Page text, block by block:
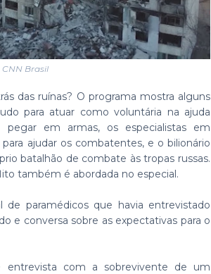
Brasil
das ruínas? O programa mostra alguns
para atuar como voluntária na ajuda
em armas, os especialistas em
ajudar os combatentes, e o bilionário
batalhão de combate às tropas russas.
também é abordada no especial.
paramédicos que havia entrevistado
e conversa sobre as expectativas para o
entrevista com a sobrevivente de um